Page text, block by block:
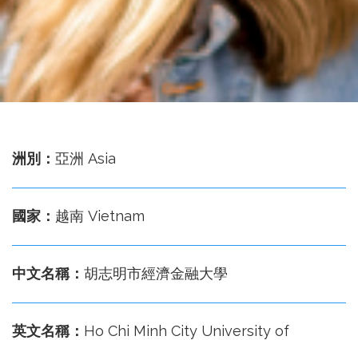
務
處
洲別： 亞洲 Asia
國家： 越南 Vietnam
中文名稱： 胡志明市經濟金融大學
英文名稱： Ho Chi Minh City University of